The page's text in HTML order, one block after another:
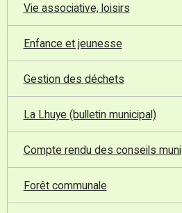
Vie associative, loisirs
Enfance et jeunesse
Gestion des déchets
La Lhuye (bulletin municipal)
Compte rendu des conseils muni
Forêt communale